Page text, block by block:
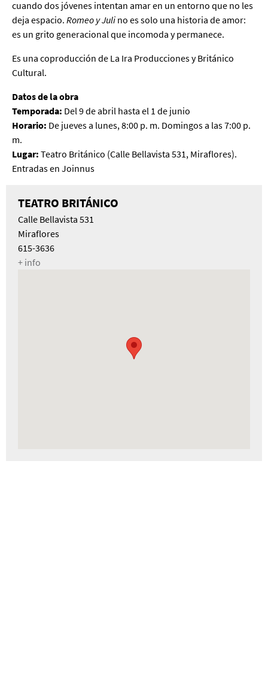
cuando dos jóvenes intentan amar en un entorno que no les
deja espacio. Romeo y Juli no es solo una historia de amor:
es un grito generacional que incomoda y permanece.
Es una coproducción de La Ira Producciones y Británico
Cultural.
Datos de la obra
Temporada: Del 9 de abril hasta el 1 de junio
Horario: De jueves a lunes, 8:00 p. m. Domingos a las 7:00 p.
m.
Lugar: Teatro Británico (Calle Bellavista 531, Miraflores).
Entradas en Joinnus
TEATRO BRITÁNICO
Calle Bellavista 531
Miraflores
615-3636
+ info